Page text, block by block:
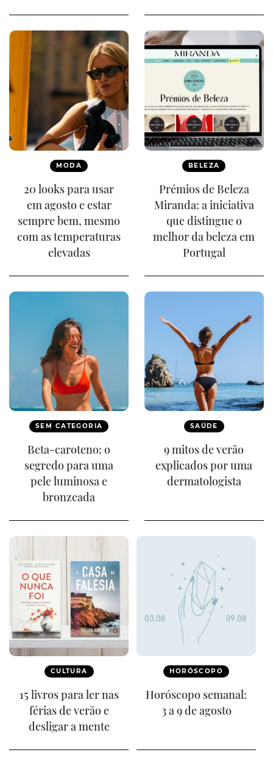
MODA
20 looks para usar
em agosto e estar
sempre bem, mesmo
com as temperaturas
elevadas
BELEZA
Prémios de Beleza
Miranda: a iniciativa
que distingue o
melhor da beleza em
Portugal
SEM CATEGORIA
Beta-caroteno: o
segredo para uma
pele luminosa e
bronzeada
SAÚDE
9 mitos de verão
explicados por uma
dermatologista
CULTURA
15 livros para ler nas
férias de verão e
desligar a mente
HORÓSCOPO
Horóscopo semanal:
3 a 9 de agosto